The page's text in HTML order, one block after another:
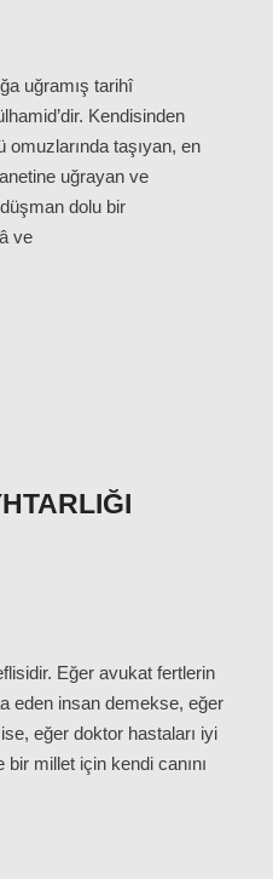
uğramış tarihî
Kendisinden
omuzlarında taşıyan, en
uğrayan ve
dolu bir
ve
Eğer avukat fertlerin
eden insan demekse, eğer
eğer doktor hastaları iyi
millet için kendi canını